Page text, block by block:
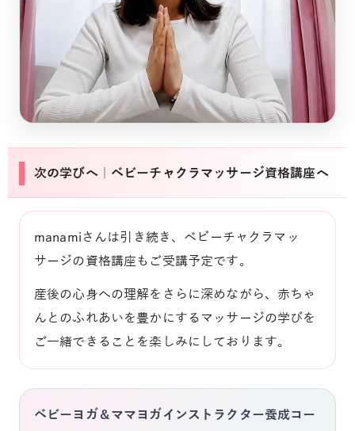
次の学びへ｜ベビーチャクラマッサージ資格講座へ
manamiさんは引き続き、ベビーチャクラマッ
サージの資格講座もご受講予定です。
産後の心身への理解をさらに深めながら、赤ちゃ
んとのふれあいを豊かにするマッサージの学びを
ご一緒できることを楽しみにしております。
ベビーヨガ＆ママヨガインストラクター養成コー